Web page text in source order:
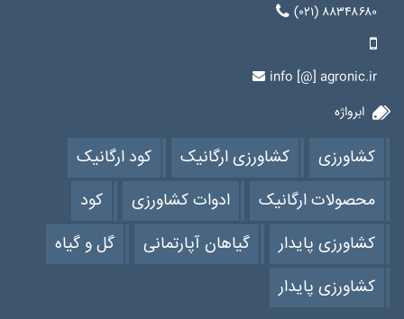
(۰۲۱) ۸۸۳۴۸۶۸۰
info [@] agronic.ir
ابرواژه
کشاورزی کشاورزی ارگانیک
کود ارگانیک
محصولات ارگانیک
ادوات کشاورزی
کود
کشاورزی پایدار
گیاهان آپارتمانی
گل و گیاه
کشاورزی پایدار